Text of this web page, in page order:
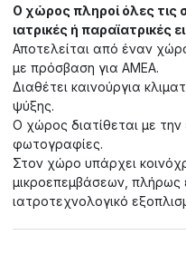
Ο χώρος πληροί όλες τις
ιατρικές ή παραϊατρικές
Αποτελείται από έναν
με πρόσβαση για ΑΜΕΑ.
Διαθέτει καινούργια
ψύξης.
Ο χώρος διατίθεται με την
φωτογραφίες.
Στον χώρο υπάρχει
μικροεπεμβάσεων, πλήρως
ιατροτεχνολογικό